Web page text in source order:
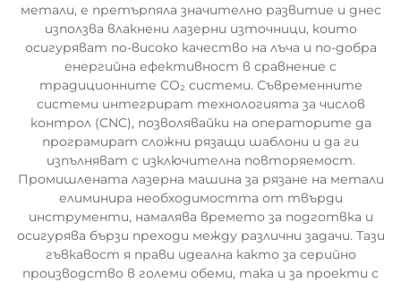
метали, е претърпяла значително развитие и днес
използва влакнени лазерни източници, които
осигуряват по-високо качество на лъча и по-добра
енергийна ефективност в сравнение с
традиционните CO₂ системи. Съвременните
системи интегрират технологията за числов
контрол (CNC), позволявайки на операторите да
програмират сложни рязащи шаблони и да ги
изпълняват с изключителна повторяемост.
Промишлената лазерна машина за рязане на метали
елиминира необходимостта от твърди
инструменти, намалява времето за подготвка и
осигурява бързи преходи между различни задачи. Тази
гъвкавост я прави идеална както за серийно
производство в големи обеми, така и за проекти с